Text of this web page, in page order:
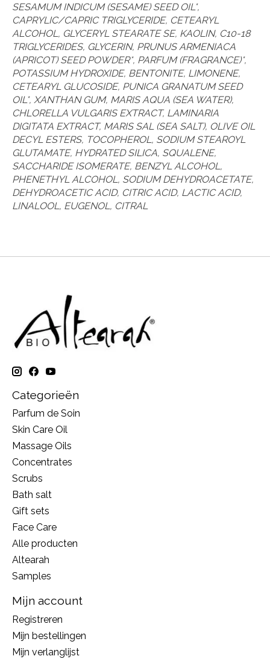
SESAMUM INDICUM (SESAME) SEED OIL*,
CAPRYLIC/CAPRIC TRIGLYCERIDE, CETEARYL
ALCOHOL, GLYCERYL STEARATE SE, KAOLIN, C10-18
TRIGLYCERIDES, GLYCERIN, PRUNUS ARMENIACA
(APRICOT) SEED POWDER*, PARFUM (FRAGRANCE)*,
POTASSIUM HYDROXIDE, BENTONITE, LIMONENE,
CETEARYL GLUCOSIDE, PUNICA GRANATUM SEED
OIL*, XANTHAN GUM, MARIS AQUA (SEA WATER),
CHLORELLA VULGARIS EXTRACT, LAMINARIA
DIGITATA EXTRACT, MARIS SAL (SEA SALT), OLIVE OIL
DECYL ESTERS, TOCOPHEROL, SODIUM STEAROYL
GLUTAMATE, HYDRATED SILICA, SQUALENE,
SACCHARIDE ISOMERATE, BENZYL ALCOHOL,
PHENETHYL ALCOHOL, SODIUM DEHYDROACETATE,
DEHYDROACETIC ACID, CITRIC ACID, LACTIC ACID,
LINALOOL, EUGENOL, CITRAL
Categorieën
Parfum de Soin
Skin Care Oil
Massage Oils
Concentrates
Scrubs
Bath salt
Gift sets
Face Care
Alle producten
Altearah
Samples
Mijn account
Registreren
Mijn bestellingen
Mijn verlanglijst